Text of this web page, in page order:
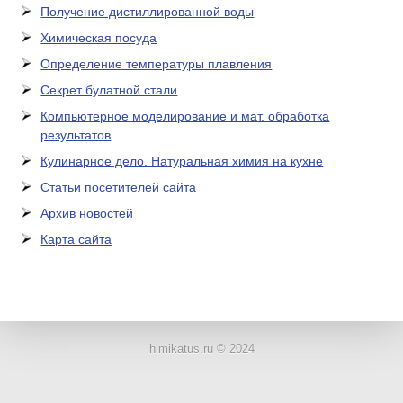
Получение дистиллированной воды
Химическая посуда
Определение температуры плавления
Секрет булатной стали
Компьютерное моделирование и мат. обработка
результатов
Кулинарное дело. Натуральная химия на кухне
Статьи посетителей сайта
Архив новостей
Карта сайта
himikatus.ru © 2024